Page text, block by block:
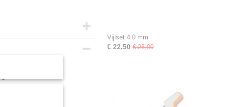
Vijlset 4.0 mm
€ 22,50 € 25,00